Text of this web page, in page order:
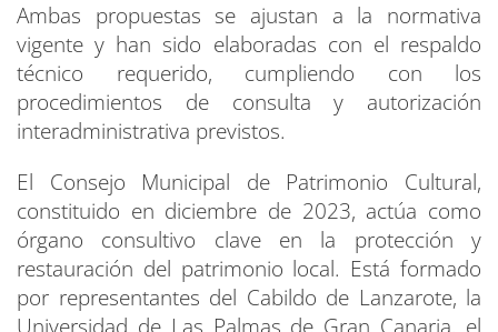
Ambas propuestas se ajustan a la normativa
vigente y han sido elaboradas con el respaldo
técnico requerido, cumpliendo con los
procedimientos de consulta y autorización
interadministrativa previstos.
El Consejo Municipal de Patrimonio Cultural,
constituido en diciembre de 2023, actúa como
órgano consultivo clave en la protección y
restauración del patrimonio local. Está formado
por representantes del Cabildo de Lanzarote, la